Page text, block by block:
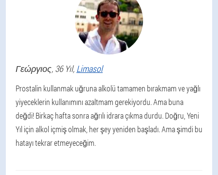
Γεώργιος, 36 Yıl, Limasol
Prostalin kullanmak uğruna alkolü tamamen bırakmam ve yağlı
yiyeceklerin kullanımını azaltmam gerekiyordu. Ama buna
değdi! Birkaç hafta sonra ağrılı idrara çıkma durdu. Doğru, Yeni
Yıl için alkol içmiş olmak, her şey yeniden başladı. Ama şimdi bu
hatayı tekrar etmeyeceğim.